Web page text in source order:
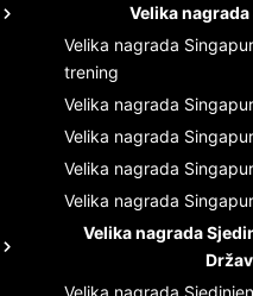
Velika
Velika nagrada
trening
Velika nagrada
Velika nagrada
Velika nagrada
Velika nagrada
Velika nagrada
Velika nagrada